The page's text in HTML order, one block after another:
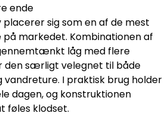
ende
placerer sig som en af de mest
på markedet. Kombinationen af
låg med flere
den særligt velegnet til både
vandreture. I praktisk brug holder
dagen, og konstruktionen
føles klodset.